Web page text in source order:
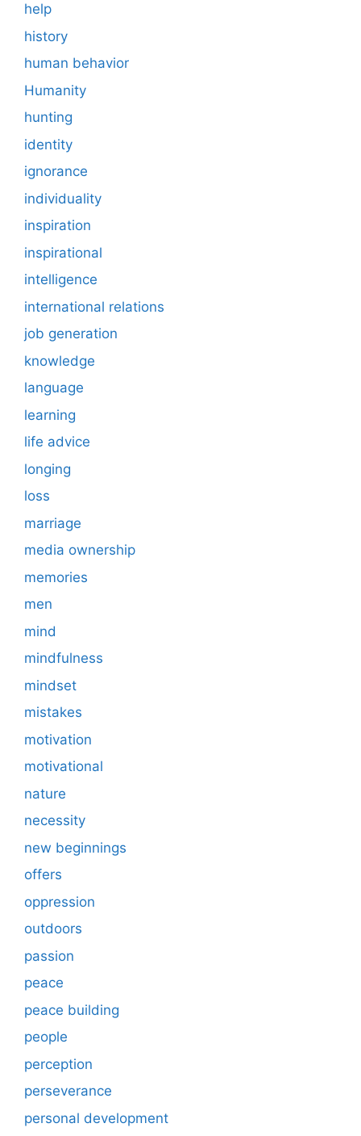
help
history
human behavior
Humanity
hunting
identity
ignorance
individuality
inspiration
inspirational
intelligence
international relations
job generation
knowledge
language
learning
life advice
longing
loss
marriage
media ownership
memories
men
mind
mindfulness
mindset
mistakes
motivation
motivational
nature
necessity
new beginnings
offers
oppression
outdoors
passion
peace
peace building
people
perception
perseverance
personal development